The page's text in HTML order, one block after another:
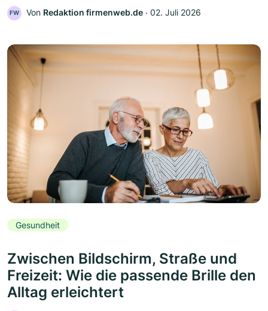
FW Von Redaktion firmenweb.de ‧ 02. Juli 2026
Gesundheit
Zwischen Bildschirm, Straße und
Freizeit: Wie die passende Brille den
Alltag erleichtert